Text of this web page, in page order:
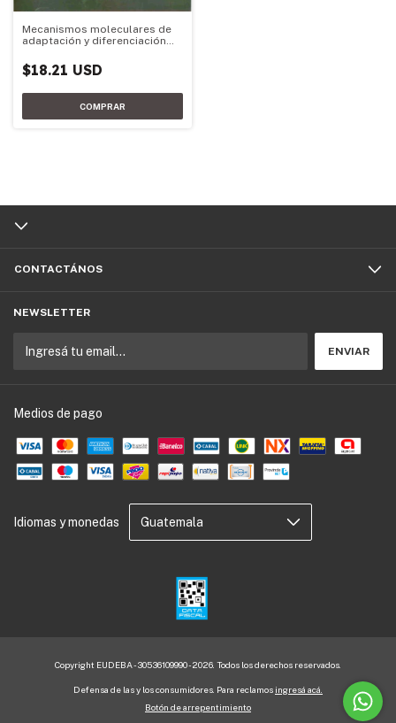
Mecanismos moleculares de
adaptación y diferenciación
$18.21 USD
CONTACTÁNOS
NEWSLETTER
Medios de pago
Idiomas y monedas
Copyright EUDEBA - 30536109990 - 2026. Todos los derechos reservados.
Defensa de las y los consumidores. Para reclamos ingresá acá.
Botón de arrepentimiento